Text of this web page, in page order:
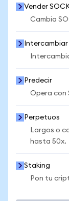
Vender
Cambia
Intercambiar
Predecir
Opera con
Perpetuos
Largos o
hasta 50x.
Staking
Pon tu